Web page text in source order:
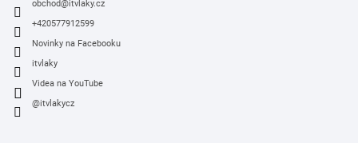
obchod@itvlaky.cz
+420577912599
Novinky na Facebooku
itvlaky
Videa na YouTube
@itvlakycz